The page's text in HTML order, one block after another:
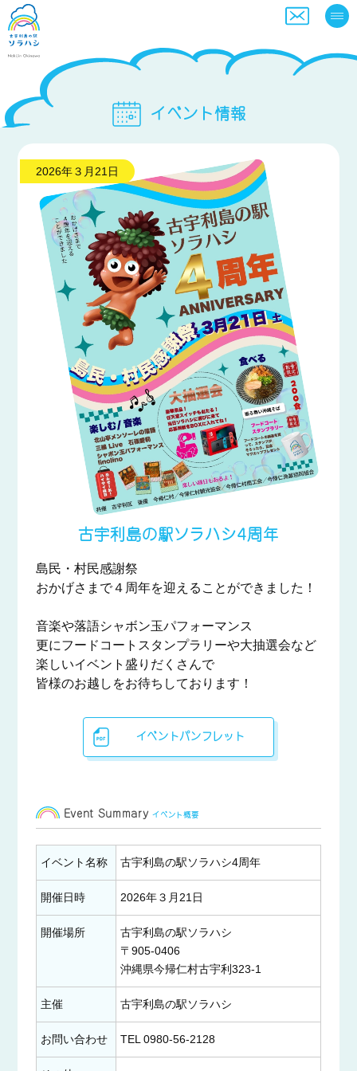
イベント情報
2026年３月21日
古宇利島の駅ソラハシ4周年
島民・村民感謝祭
おかげさまで４周年を迎えることができました！
音楽や落語シャボン玉パフォーマンス
更にフードコートスタンプラリーや大抽選会など
楽しいイベント盛りだくさんで
皆様のお越しをお待ちしております！
イベントパンフレット
Event Summary イベント概要
イベント名称 古宇利島の駅ソラハシ4周年
開催日時 2026年３月21日
開催場所
古宇利島の駅ソラハシ
〒905-0406
沖縄県今帰仁村古宇利323-1
主催 古宇利島の駅ソラハシ
お問い合わせ TEL 0980-56-2128